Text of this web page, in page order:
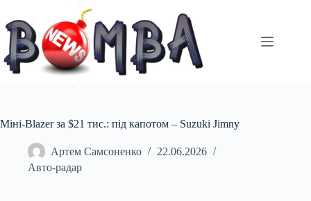
вмісту
Міні-Blazer за $21 тис.: під капотом – Suzuki Jimny
Артем Самсоненко
22.06.2026
Авто-радар